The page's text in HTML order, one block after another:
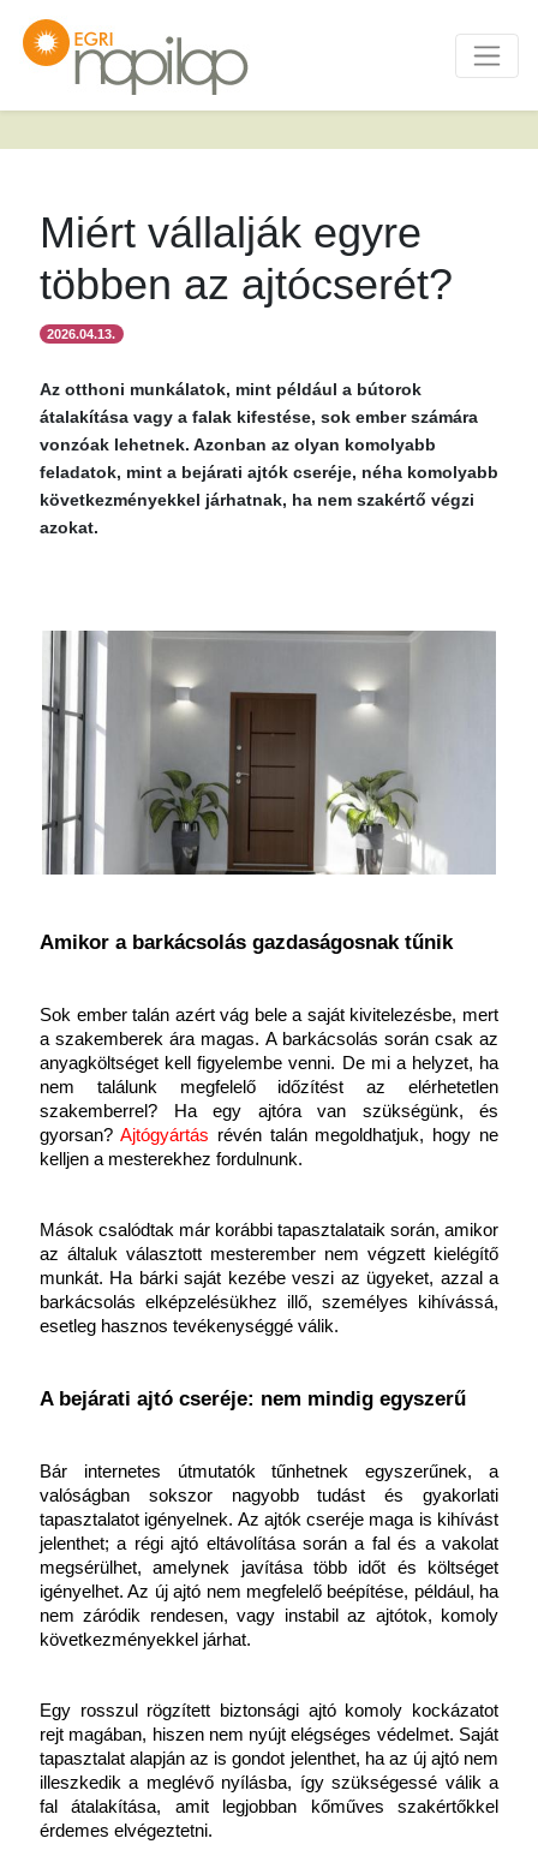
Miért vállalják egyre
többen az ajtócserét?
2026.04.13.
Az otthoni munkálatok, mint például a bútorok
átalakítása vagy a falak kifestése, sok ember számára
vonzóak lehetnek. Azonban az olyan komolyabb
feladatok, mint a bejárati ajtók cseréje, néha komolyabb
következményekkel járhatnak, ha nem szakértő végzi
azokat.
Amikor a barkácsolás gazdaságosnak tűnik
Sok ember talán azért vág bele a saját kivitelezésbe, mert
a szakemberek ára magas. A barkácsolás során csak az
anyagköltséget kell figyelembe venni. De mi a helyzet, ha
nem találunk megfelelő időzítést az elérhetetlen
szakemberrel? Ha egy ajtóra van szükségünk, és
gyorsan? Ajtógyártás révén talán megoldhatjuk, hogy ne
kelljen a mesterekhez fordulnunk.
Mások csalódtak már korábbi tapasztalataik során, amikor
az általuk választott mesterember nem végzett kielégítő
munkát. Ha bárki saját kezébe veszi az ügyeket, azzal a
barkácsolás elképzelésükhez illő, személyes kihívássá,
esetleg hasznos tevékenységgé válik.
A bejárati ajtó cseréje: nem mindig egyszerű
Bár internetes útmutatók tűnhetnek egyszerűnek, a
valóságban sokszor nagyobb tudást és gyakorlati
tapasztalatot igényelnek. Az ajtók cseréje maga is kihívást
jelenthet; a régi ajtó eltávolítása során a fal és a vakolat
megsérülhet, amelynek javítása több időt és költséget
igényelhet. Az új ajtó nem megfelelő beépítése, például, ha
nem záródik rendesen, vagy instabil az ajtótok, komoly
következményekkel járhat.
Egy rosszul rögzített biztonsági ajtó komoly kockázatot
rejt magában, hiszen nem nyújt elégséges védelmet. Saját
tapasztalat alapján az is gondot jelenthet, ha az új ajtó nem
illeszkedik a meglévő nyílásba, így szükségessé válik a
fal átalakítása, amit legjobban kőműves szakértőkkel
érdemes elvégeztetni.